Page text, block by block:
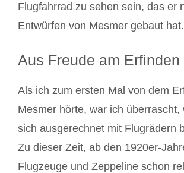
Flugfahrrad zu sehen sein, das er
Entwürfen von Mesmer gebaut hat.
Aus Freude am Erfinden
Als ich zum ersten Mal von dem
Mesmer hörte, war ich überrascht,
sich ausgerechnet mit Flugrädern
Zu dieser Zeit, ab den 1920er-
Flugzeuge und Zeppeline schon